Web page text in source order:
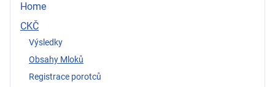
Home
CKČ
Výsledky
Obsahy Mloků
Registrace porotců